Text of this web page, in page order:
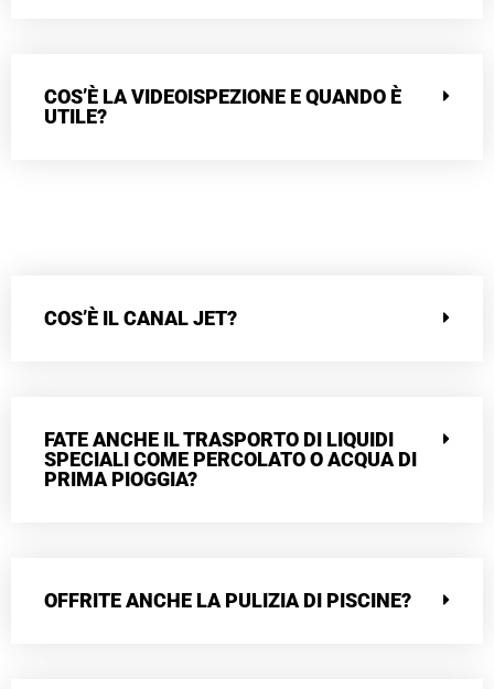
COS’È LA VIDEOISPEZIONE E QUANDO È
UTILE?
COS’È IL CANAL JET?
FATE ANCHE IL TRASPORTO DI LIQUIDI
SPECIALI COME PERCOLATO O ACQUA DI
PRIMA PIOGGIA?
OFFRITE ANCHE LA PULIZIA DI PISCINE?